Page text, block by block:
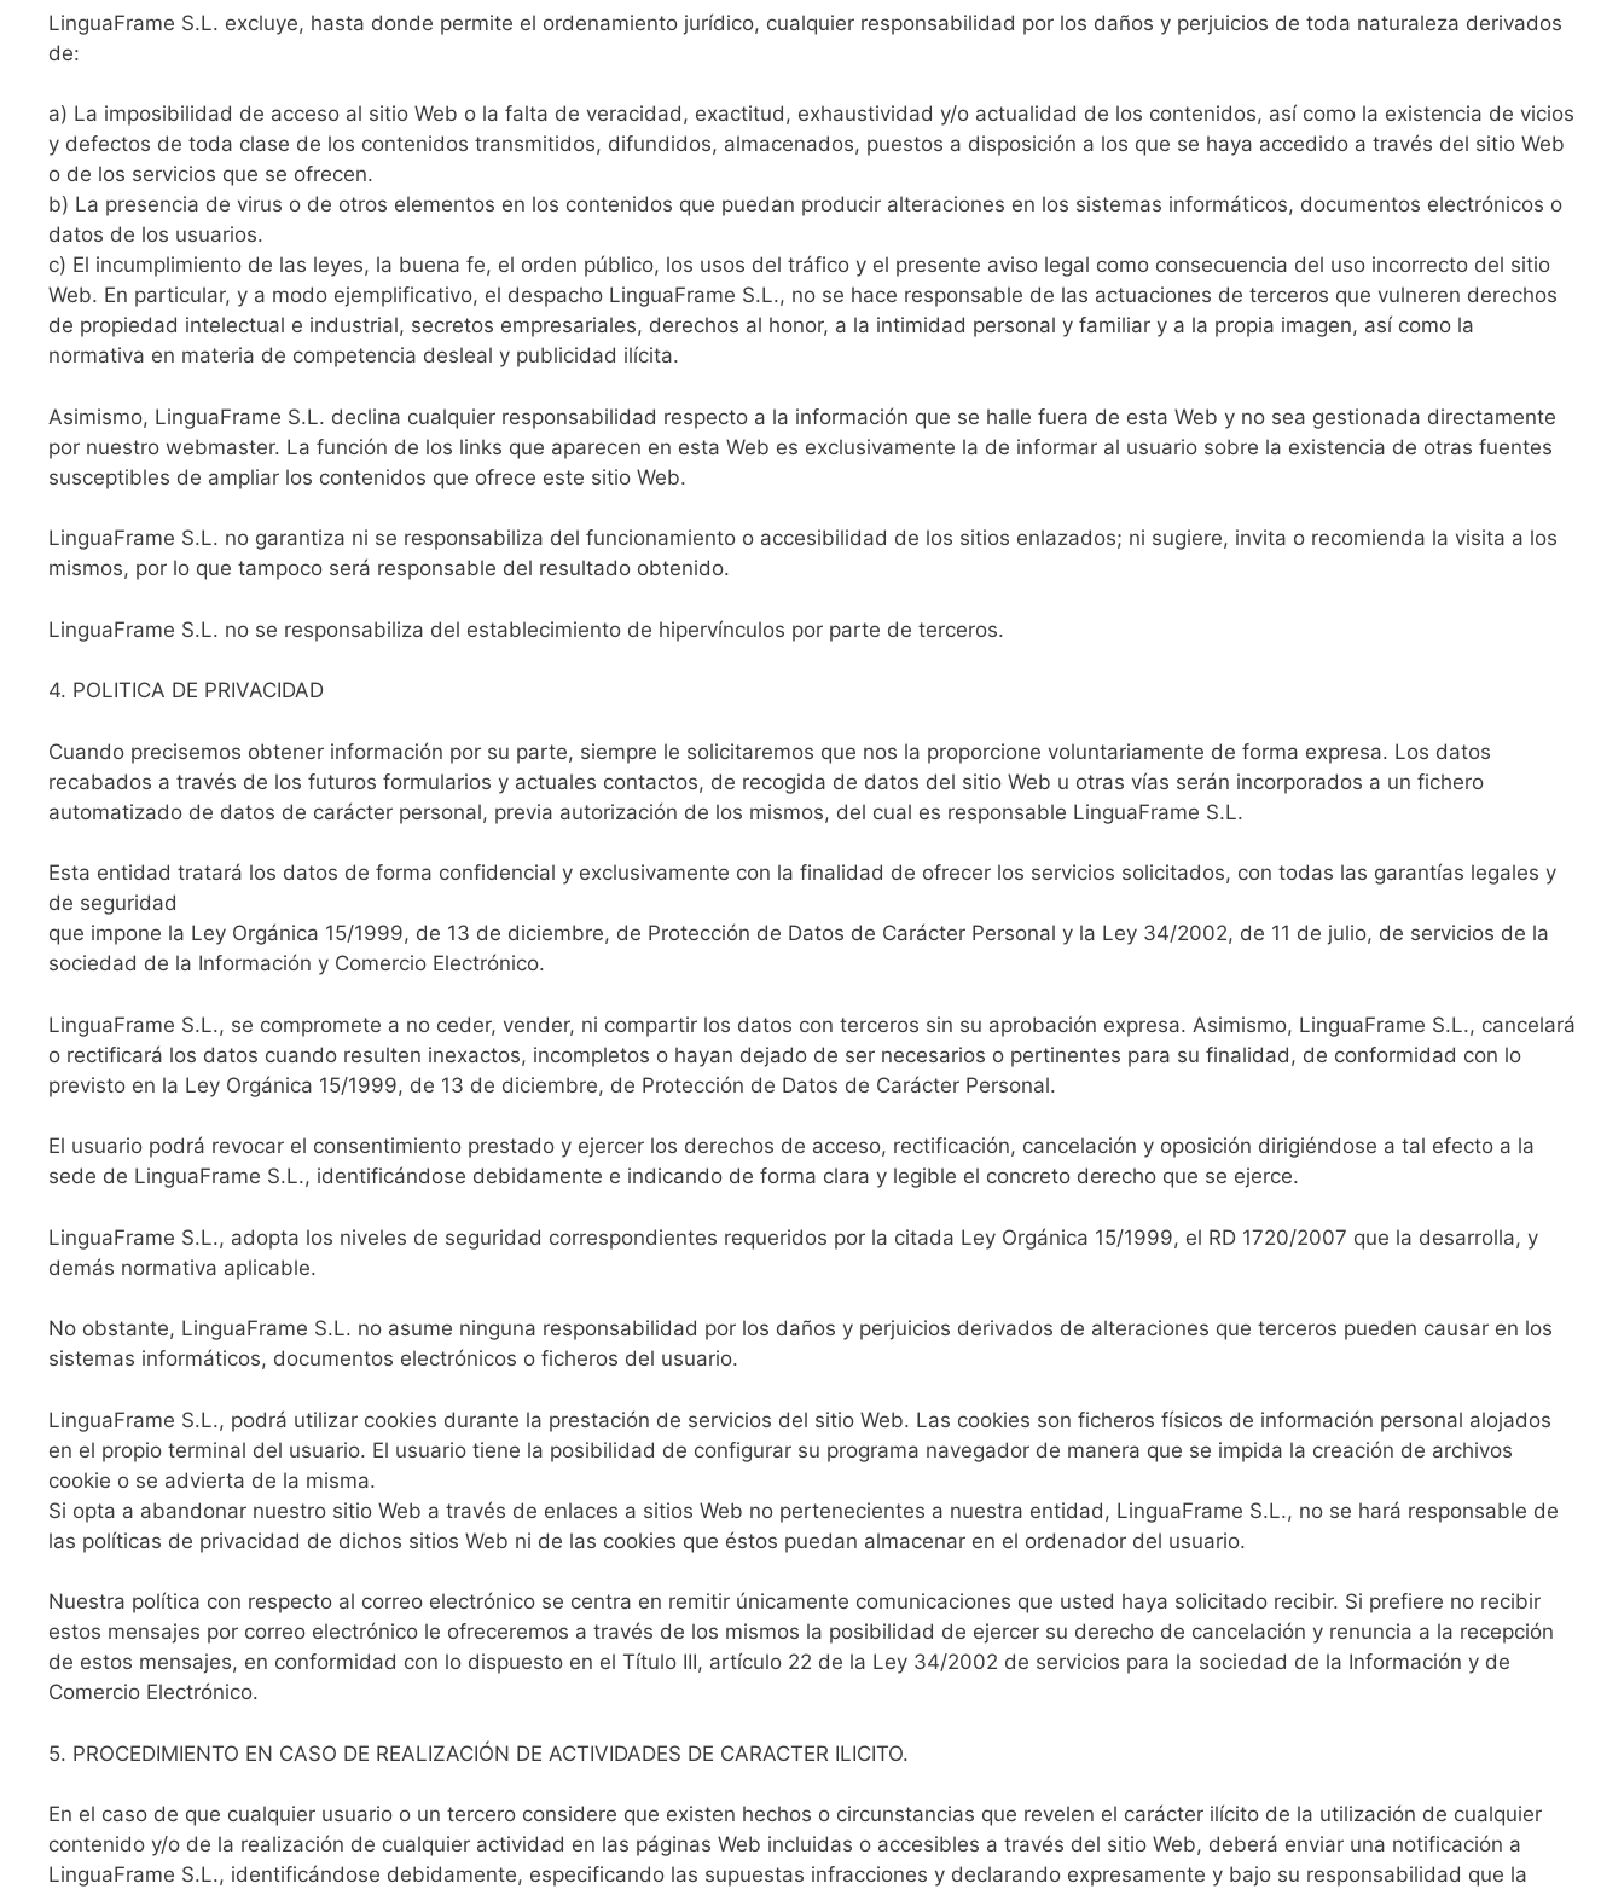
LinguaFrame S.L. excluye, hasta donde permite el ordenamiento jurídico, cualquier responsabilidad por los daños y perjuicios de toda naturaleza derivados
de:
a) La imposibilidad de acceso al sitio Web o la falta de veracidad, exactitud, exhaustividad y/o actualidad de los contenidos, así como la existencia de vicios
y defectos de toda clase de los contenidos transmitidos, difundidos, almacenados, puestos a disposición a los que se haya accedido a través del sitio Web
o de los servicios que se ofrecen.
b) La presencia de virus o de otros elementos en los contenidos que puedan producir alteraciones en los sistemas informáticos, documentos electrónicos o
datos de los usuarios.
c) El incumplimiento de las leyes, la buena fe, el orden público, los usos del tráfico y el presente aviso legal como consecuencia del uso incorrecto del sitio
Web. En particular, y a modo ejemplificativo, el despacho LinguaFrame S.L., no se hace responsable de las actuaciones de terceros que vulneren derechos
de propiedad intelectual e industrial, secretos empresariales, derechos al honor, a la intimidad personal y familiar y a la propia imagen, así como la
normativa en materia de competencia desleal y publicidad ilícita.
Asimismo, LinguaFrame S.L. declina cualquier responsabilidad respecto a la información que se halle fuera de esta Web y no sea gestionada directamente
por nuestro webmaster. La función de los links que aparecen en esta Web es exclusivamente la de informar al usuario sobre la existencia de otras fuentes
susceptibles de ampliar los contenidos que ofrece este sitio Web.
LinguaFrame S.L. no garantiza ni se responsabiliza del funcionamiento o accesibilidad de los sitios enlazados; ni sugiere, invita o recomienda la visita a los
mismos, por lo que tampoco será responsable del resultado obtenido.
LinguaFrame S.L. no se responsabiliza del establecimiento de hipervínculos por parte de terceros.
4. POLITICA DE PRIVACIDAD
Cuando precisemos obtener información por su parte, siempre le solicitaremos que nos la proporcione voluntariamente de forma expresa. Los datos
recabados a través de los futuros formularios y actuales contactos, de recogida de datos del sitio Web u otras vías serán incorporados a un fichero
automatizado de datos de carácter personal, previa autorización de los mismos, del cual es responsable LinguaFrame S.L.
Esta entidad tratará los datos de forma confidencial y exclusivamente con la finalidad de ofrecer los servicios solicitados, con todas las garantías legales y
de seguridad
que impone la Ley Orgánica 15/1999, de 13 de diciembre, de Protección de Datos de Carácter Personal y la Ley 34/2002, de 11 de julio, de servicios de la
sociedad de la Información y Comercio Electrónico.
LinguaFrame S.L., se compromete a no ceder, vender, ni compartir los datos con terceros sin su aprobación expresa. Asimismo, LinguaFrame S.L., cancelará
o rectificará los datos cuando resulten inexactos, incompletos o hayan dejado de ser necesarios o pertinentes para su finalidad, de conformidad con lo
previsto en la Ley Orgánica 15/1999, de 13 de diciembre, de Protección de Datos de Carácter Personal.
El usuario podrá revocar el consentimiento prestado y ejercer los derechos de acceso, rectificación, cancelación y oposición dirigiéndose a tal efecto a la
sede de LinguaFrame S.L., identificándose debidamente e indicando de forma clara y legible el concreto derecho que se ejerce.
LinguaFrame S.L., adopta los niveles de seguridad correspondientes requeridos por la citada Ley Orgánica 15/1999, el RD 1720/2007 que la desarrolla, y
demás normativa aplicable.
No obstante, LinguaFrame S.L. no asume ninguna responsabilidad por los daños y perjuicios derivados de alteraciones que terceros pueden causar en los
sistemas informáticos, documentos electrónicos o ficheros del usuario.
LinguaFrame S.L., podrá utilizar cookies durante la prestación de servicios del sitio Web. Las cookies son ficheros físicos de información personal alojados
en el propio terminal del usuario. El usuario tiene la posibilidad de configurar su programa navegador de manera que se impida la creación de archivos
cookie o se advierta de la misma.
Si opta a abandonar nuestro sitio Web a través de enlaces a sitios Web no pertenecientes a nuestra entidad, LinguaFrame S.L., no se hará responsable de
las políticas de privacidad de dichos sitios Web ni de las cookies que éstos puedan almacenar en el ordenador del usuario.
Nuestra política con respecto al correo electrónico se centra en remitir únicamente comunicaciones que usted haya solicitado recibir. Si prefiere no recibir
estos mensajes por correo electrónico le ofreceremos a través de los mismos la posibilidad de ejercer su derecho de cancelación y renuncia a la recepción
de estos mensajes, en conformidad con lo dispuesto en el Título III, artículo 22 de la Ley 34/2002 de servicios para la sociedad de la Información y de
Comercio Electrónico.
5. PROCEDIMIENTO EN CASO DE REALIZACIÓN DE ACTIVIDADES DE CARACTER ILICITO.
En el caso de que cualquier usuario o un tercero considere que existen hechos o circunstancias que revelen el carácter ilícito de la utilización de cualquier
contenido y/o de la realización de cualquier actividad en las páginas Web incluidas o accesibles a través del sitio Web, deberá enviar una notificación a
LinguaFrame S.L., identificándose debidamente, especificando las supuestas infracciones y declarando expresamente y bajo su responsabilidad que la